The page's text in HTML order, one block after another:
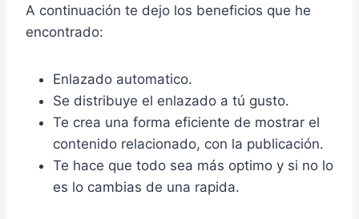
A continuación te dejo los beneficios que he
encontrado:
Enlazado automatico.
Se distribuye el enlazado a tú gusto.
Te crea una forma eficiente de mostrar el
contenido relacionado, con la publicación.
Te hace que todo sea más optimo y si no lo
es lo cambias de una rapida.